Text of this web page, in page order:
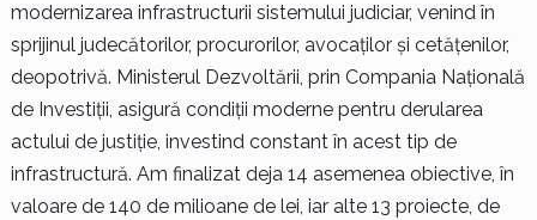
modernizarea infrastructurii sistemului judiciar, venind în
sprijinul judecătorilor, procurorilor, avocaților și cetățenilor,
deopotrivă. Ministerul Dezvoltării, prin Compania Națională
de Investiții, asigură condiții moderne pentru derularea
actului de justiție, investind constant în acest tip de
infrastructură. Am finalizat deja 14 asemenea obiective, în
valoare de 140 de milioane de lei, iar alte 13 proiecte, de